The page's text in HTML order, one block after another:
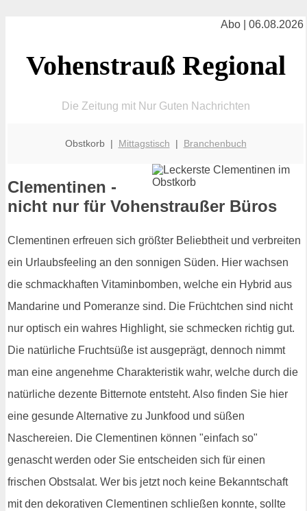
Abo | 06.08.2026
Vohenstrauß Regional
Die Zeitung mit Nur Guten Nachrichten
Obstkorb | Mittagstisch | Branchenbuch
Clementinen -
nicht nur für Vohenstraußer Büros
Clementinen erfreuen sich größter Beliebtheit und verbreiten
ein Urlaubsfeeling an den sonnigen Süden. Hier wachsen
die schmackhaften Vitaminbomben, welche ein Hybrid aus
Mandarine und Pomeranze sind. Die Früchtchen sind nicht
nur optisch ein wahres Highlight, sie schmecken richtig gut.
Die natürliche Fruchtsüße ist ausgeprägt, dennoch nimmt
man eine angenehme Charakteristik wahr, welche durch die
natürliche dezente Bitternote entsteht. Also finden Sie hier
eine gesunde Alternative zu Junkfood und süßen
Naschereien. Die Clementinen können "einfach so"
genascht werden oder Sie entscheiden sich für einen
frischen Obstsalat. Wer bis jetzt noch keine Bekanntschaft
mit den dekorativen Clementinen schließen konnte, sollte